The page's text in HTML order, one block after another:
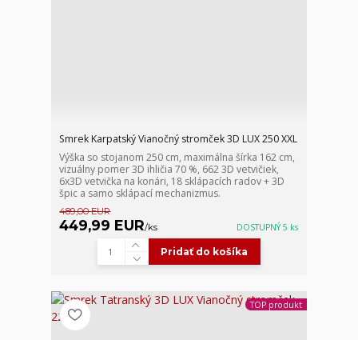
Smrek Karpatský Vianočný stromček 3D LUX 250 XXL
Výška so stojanom 250 cm, maximálna šírka 162 cm,
vizuálny pomer 3D ihličia 70 %, 662 3D vetvičiek,
6x3D vetvička na konári, 18 sklápacích radov + 3D
špic a samo sklápací mechanizmus.
489,00 EUR
449,99 EUR/ks DOSTUPNÝ 5 ks
Pridať do košíka
TOP produkt